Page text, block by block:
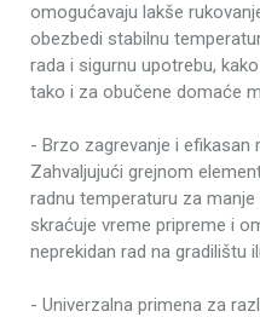
Težina pakovanja
Brend
Napon
Prilagođeno
Radna temperatura -
električni alat
Temperatura
omogućavaju lakše
obezbedi stabilnu
rada i sigurnu upotrebu,
tako i za obučene domaće
- Brzo zagrevanje i efikasan
Zahvaljujući grejnom
radnu temperaturu za
skraćuje vreme pripreme i
neprekidan rad na gradilištu
- Univerzalna primena za